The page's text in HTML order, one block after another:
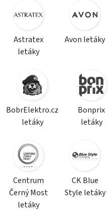
Astratex
letáky
Avon letáky
BobrElektro.cz
letáky
Bonprix
letáky
Centrum
Černý Most
letáky
CK Blue
Style letáky